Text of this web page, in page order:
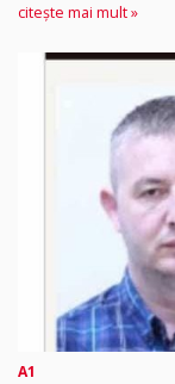
citește mai mult »
A1